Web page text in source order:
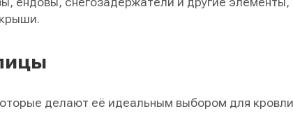
ендовы, снегозадержатели и другие
делают её идеальным выбором для